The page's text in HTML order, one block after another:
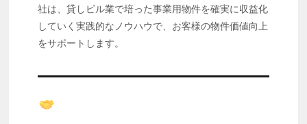
社は、貸しビル業で培った事業用物件を確実に収益化
していく実践的なノウハウで、お客様の物件価値向上
をサポートします。